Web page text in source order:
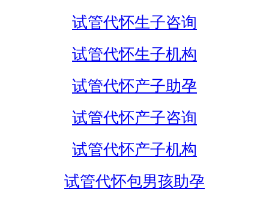
试管代怀生子咨询
试管代怀生子机构
试管代怀产子助孕
试管代怀产子咨询
试管代怀产子机构
试管代怀包男孩助孕